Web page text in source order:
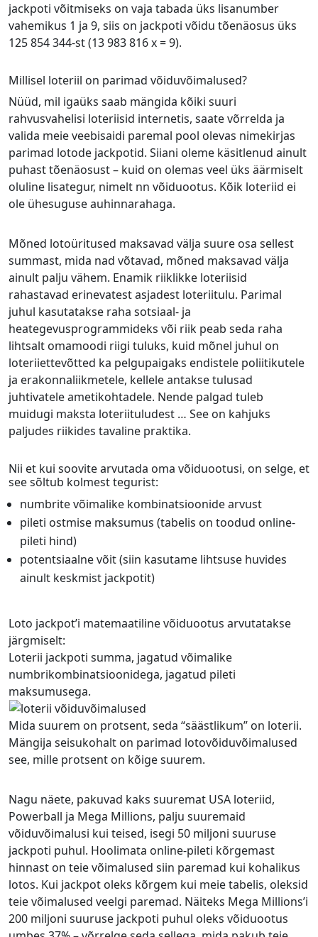
jackpoti võitmiseks on vaja tabada üks lisanumber
vahemikus 1 ja 9, siis on jackpoti võidu tõenäosus üks
125 854 344-st (13 983 816 x = 9).
Millisel loteriil on parimad võiduvõimalused?
Nüüd, mil igaüks saab mängida kõiki suuri
rahvusvahelisi loteriisid internetis, saate võrrelda ja
valida meie veebisaidi paremal pool olevas nimekirjas
parimad lotode jackpotid. Siiani oleme käsitlenud ainult
puhast tõenäosust – kuid on olemas veel üks äärmiselt
oluline lisategur, nimelt nn võiduootus. Kõik loteriid ei
ole ühesuguse auhinnarahaga.
Mõned lotoüritused maksavad välja suure osa sellest
summast, mida nad võtavad, mõned maksavad välja
ainult palju vähem. Enamik riiklikke loteriisid
rahastavad erinevatest asjadest loteriitulu. Parimal
juhul kasutatakse raha sotsiaal- ja
heategevusprogrammideks või riik peab seda raha
lihtsalt omamoodi riigi tuluks, kuid mõnel juhul on
loteriiettevõtted ka pelgupaigaks endistele poliitikutele
ja erakonnaliikmetele, kellele antakse tulusad
juhtivatele ametikohtadele. Nende palgad tuleb
muidugi maksta loteriituludest … See on kahjuks
paljudes riikides tavaline praktika.
Nii et kui soovite arvutada oma võiduootusi, on selge, et
see sõltub kolmest tegurist:
numbrite võimalike kombinatsioonide arvust
pileti ostmise maksumus (tabelis on toodud online-
pileti hind)
potentsiaalne võit (siin kasutame lihtsuse huvides
ainult keskmist jackpotit)
Loto jackpot’i matemaatiline võiduootus arvutatakse
järgmiselt:
Loterii jackpoti summa, jagatud võimalike
numbrikombinatsioonidega, jagatud pileti
maksumusega.
Mida suurem on protsent, seda “säästlikum” on loterii.
Mängija seisukohalt on parimad lotovõiduvõimalused
see, mille protsent on kõige suurem.
Nagu näete, pakuvad kaks suuremat USA loteriid,
Powerball ja Mega Millions, palju suuremaid
võiduvõimalusi kui teised, isegi 50 miljoni suuruse
jackpoti puhul. Hoolimata online-pileti kõrgemast
hinnast on teie võimalused siin paremad kui kohalikus
lotos. Kui jackpot oleks kõrgem kui meie tabelis, oleksid
teie võimalused veelgi paremad. Näiteks Mega Millions’i
200 miljoni suuruse jackpoti puhul oleks võiduootus